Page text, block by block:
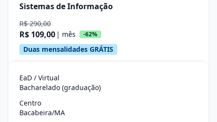
Sistemas de Informação
R$ 290,00
R$ 109,00 | mês -62%
Duas mensalidades GRÁTIS
EaD / Virtual
Bacharelado (graduação)
Centro
Bacabeira/MA